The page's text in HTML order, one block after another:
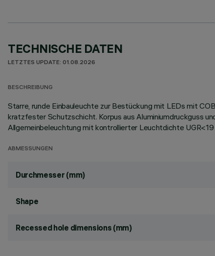
TECHNISCHE DATEN
LETZTES UPDATE: 01.08.2026
BESCHREIBUNG
Starre, runde Einbauleuchte zur Bestückung mit LEDs mit
kratzfester Schutzschicht. Korpus aus Aluminiumdruckguss
Allgemeinbeleuchtung mit kontrollierter Leuchtdichte
ABMESSUNGEN
Durchmesser (mm)
Shape
Recessed hole dimensions (mm)